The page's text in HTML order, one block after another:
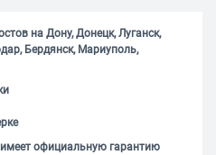
на Дону, Донецк, Луганск,
Бердянск, Мариуполь,
официальную гарантию